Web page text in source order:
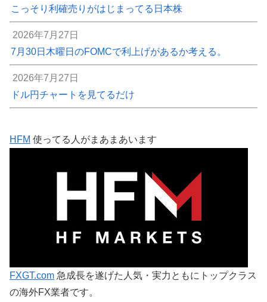
こっそり利確売りがはじまってる日本株
2026年7月27日
7月30日木曜日のFOMCで利上げがあるか考える。
2026年7月27日
ドル円チャートを見てるだけ
HFM 使ってる人がまあまあいます
FXGT.com 急成長を遂げた人気・実力ともにトップクラス
の海外FX業者です。